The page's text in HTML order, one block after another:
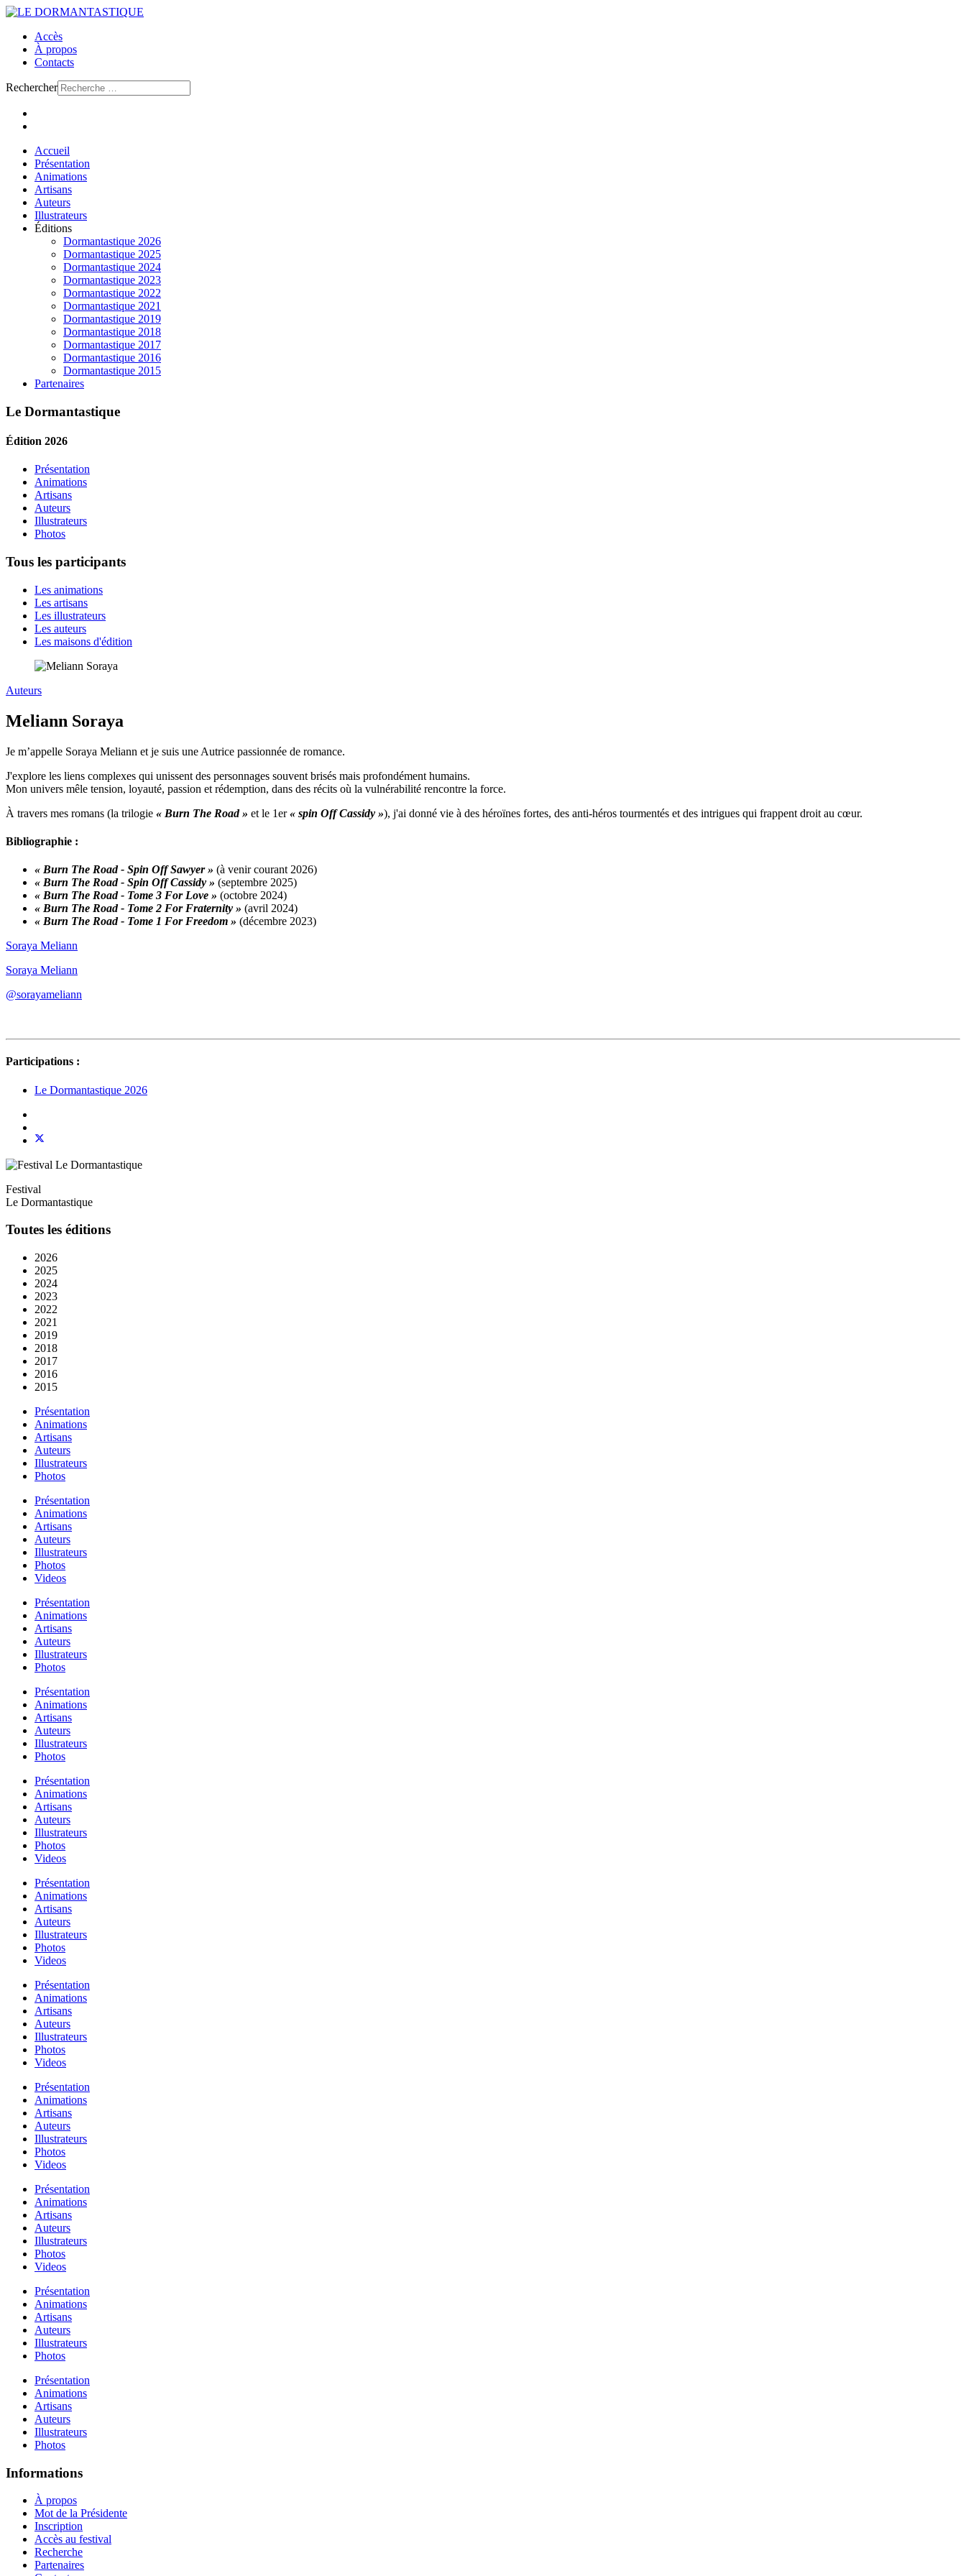
Accès
À propos
Contacts
Rechercher
Accueil
Présentation
Animations
Artisans
Auteurs
Illustrateurs
Éditions
Dormantastique 2026
Dormantastique 2025
Dormantastique 2024
Dormantastique 2023
Dormantastique 2022
Dormantastique 2021
Dormantastique 2019
Dormantastique 2018
Dormantastique 2017
Dormantastique 2016
Dormantastique 2015
Partenaires
Le Dormantastique
Édition 2026
Présentation
Animations
Artisans
Auteurs
Illustrateurs
Photos
Tous les participants
Les animations
Les artisans
Les illustrateurs
Les auteurs
Les maisons d'édition
Auteurs
Meliann Soraya
Je m’appelle Soraya Meliann et je suis une Autrice passionnée de romance.
J'explore les liens complexes qui unissent des personnages souvent brisés mais profondément humains.
Mon univers mêle tension, loyauté, passion et rédemption, dans des récits où la vulnérabilité rencontre la force.
À travers mes romans (la trilogie « Burn The Road » et le 1er« spin Off Cassidy »), j'ai donné vie à des héroïnes fortes, des anti-héros tourmentés et des intrigues qui frappent droit au cœur.
Bibliographie :
« Burn The Road - Spin Off Sawyer » (à venir courant 2026)
« Burn The Road - Spin Off Cassidy » (septembre 2025)
« Burn The Road - Tome 3 For Love » (octobre 2024)
« Burn The Road - Tome 2 For Fraternity » (avril 2024)
« Burn The Road - Tome 1 For Freedom » (décembre 2023)
Soraya Meliann
Soraya Meliann
@sorayameliann
Participations :
Le Dormantastique 2026
Festival
Le Dormantastique
Toutes les éditions
2026
2025
2024
2023
2022
2021
2019
2018
2017
2016
2015
Présentation
Animations
Artisans
Auteurs
Illustrateurs
Photos
Présentation
Animations
Artisans
Auteurs
Illustrateurs
Photos
Videos
Présentation
Animations
Artisans
Auteurs
Illustrateurs
Photos
Présentation
Animations
Artisans
Auteurs
Illustrateurs
Photos
Présentation
Animations
Artisans
Auteurs
Illustrateurs
Photos
Videos
Présentation
Animations
Artisans
Auteurs
Illustrateurs
Photos
Videos
Présentation
Animations
Artisans
Auteurs
Illustrateurs
Photos
Videos
Présentation
Animations
Artisans
Auteurs
Illustrateurs
Photos
Videos
Présentation
Animations
Artisans
Auteurs
Illustrateurs
Photos
Videos
Présentation
Animations
Artisans
Auteurs
Illustrateurs
Photos
Présentation
Animations
Artisans
Auteurs
Illustrateurs
Photos
Informations
À propos
Mot de la Présidente
Inscription
Accès au festival
Recherche
Partenaires